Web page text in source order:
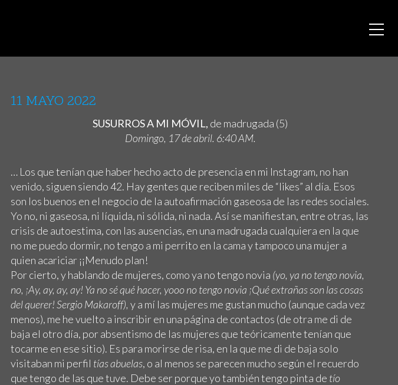
11 MAYO 2022
SUSURROS A MI MÓVIL, de madrugada (5)
Domingo, 17 de abril. 6:40 AM.
… Los que tenían que haber hecho acto de presencia en mi Instagram, no han
venido, siguen siendo 42. Hay gentes que reciben miles de “likes” al día. Esos
son los buenos en el negocio de la autoafirmación gaseosa de las redes sociales.
Yo no, ni gaseosa, ni líquida, ni sólida, ni nada. Así se manifiestan, entre otras, las
crisis de autoestima, con las ausencias, en una madrugada cualquiera en la que
no me puedo dormir, no tengo a mi perrito en la cama y tampoco una mujer a
quien acariciar ¡¡Menudo plan!
Por cierto, y hablando de mujeres, como ya no tengo novia (yo, ya no tengo novia,
no, ¡Ay, ay, ay, ay! Ya no sé qué hacer, yooo no tengo novia ¡Qué extrañas son las cosas
del querer! Sergio Makaroff), y a mí las mujeres me gustan mucho (aunque cada vez
menos), me he vuelto a inscribir en una página de contactos (de otra me di de
baja el otro día, por absentismo de las mujeres que teóricamente tenían que
tocarme en ese sitio). Es para morirse de risa, en la que me di de baja solo
visitaban mi perfil tías abuelas, o al menos se parecen mucho según el recuerdo
que tengo de las que tuve. Debe ser porque yo también tengo pinta de tío